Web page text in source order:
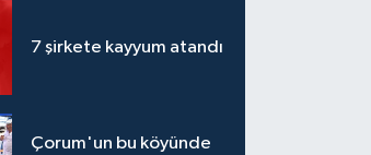
7 şirkete kayyum atandı
Çorum'un bu köyünde